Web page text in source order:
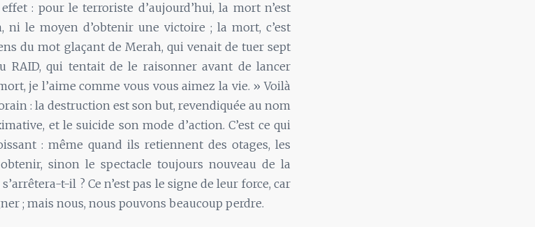
: pour le terroriste d’aujourd’hui, la mort n’est
le moyen d’obtenir une victoire ; la mort, c’est
du mot glaçant de Merah, qui venait de tuer sept
RAID, qui tentait de le raisonner avant de lancer
je l’aime comme vous vous aimez la vie. » Voilà
: la destruction est son but, revendiquée au nom
et le suicide son mode d’action. C’est ce qui
: même quand ils retiennent des otages, les
sinon le spectacle toujours nouveau de la
t-il ? Ce n’est pas le signe de leur force, car
; mais nous, nous pouvons beaucoup perdre.